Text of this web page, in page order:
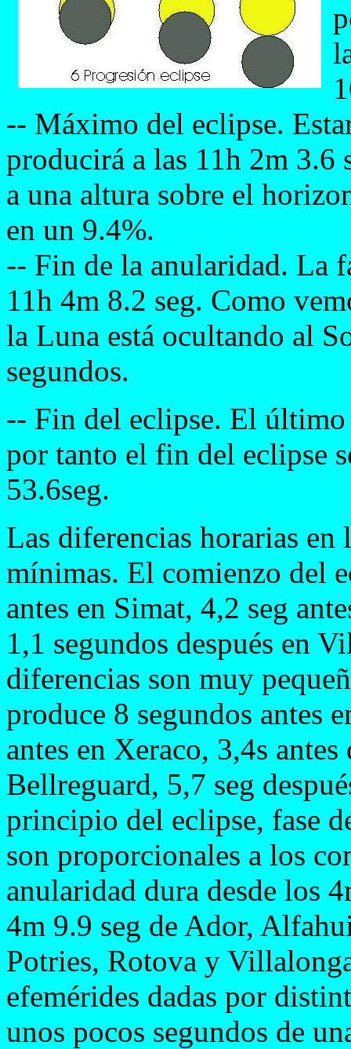
-- Máximo del eclipse.
producirá a las 11h 2m 3.6
a una altura sobre el
en un 9.4%.
-- Fin de la anularidad. La
11h 4m 8.2 seg. Como
la Luna está ocultando al
segundos.
-- Fin del eclipse. El
por tanto el fin del eclipse
53.6seg.
Las diferencias horarias
mínimas. El comienzo del
antes en Simat, 4,2 seg
1,1 segundos después en
diferencias son muy
produce 8 segundos antes
antes en Xeraco, 3,4s
Bellreguard, 5,7 seg
principio del eclipse, fase
son proporcionales a los
anularidad dura desde los
4m 9.9 seg de Ador,
Potries, Rotova y
efemérides dadas por
unos pocos segundos de